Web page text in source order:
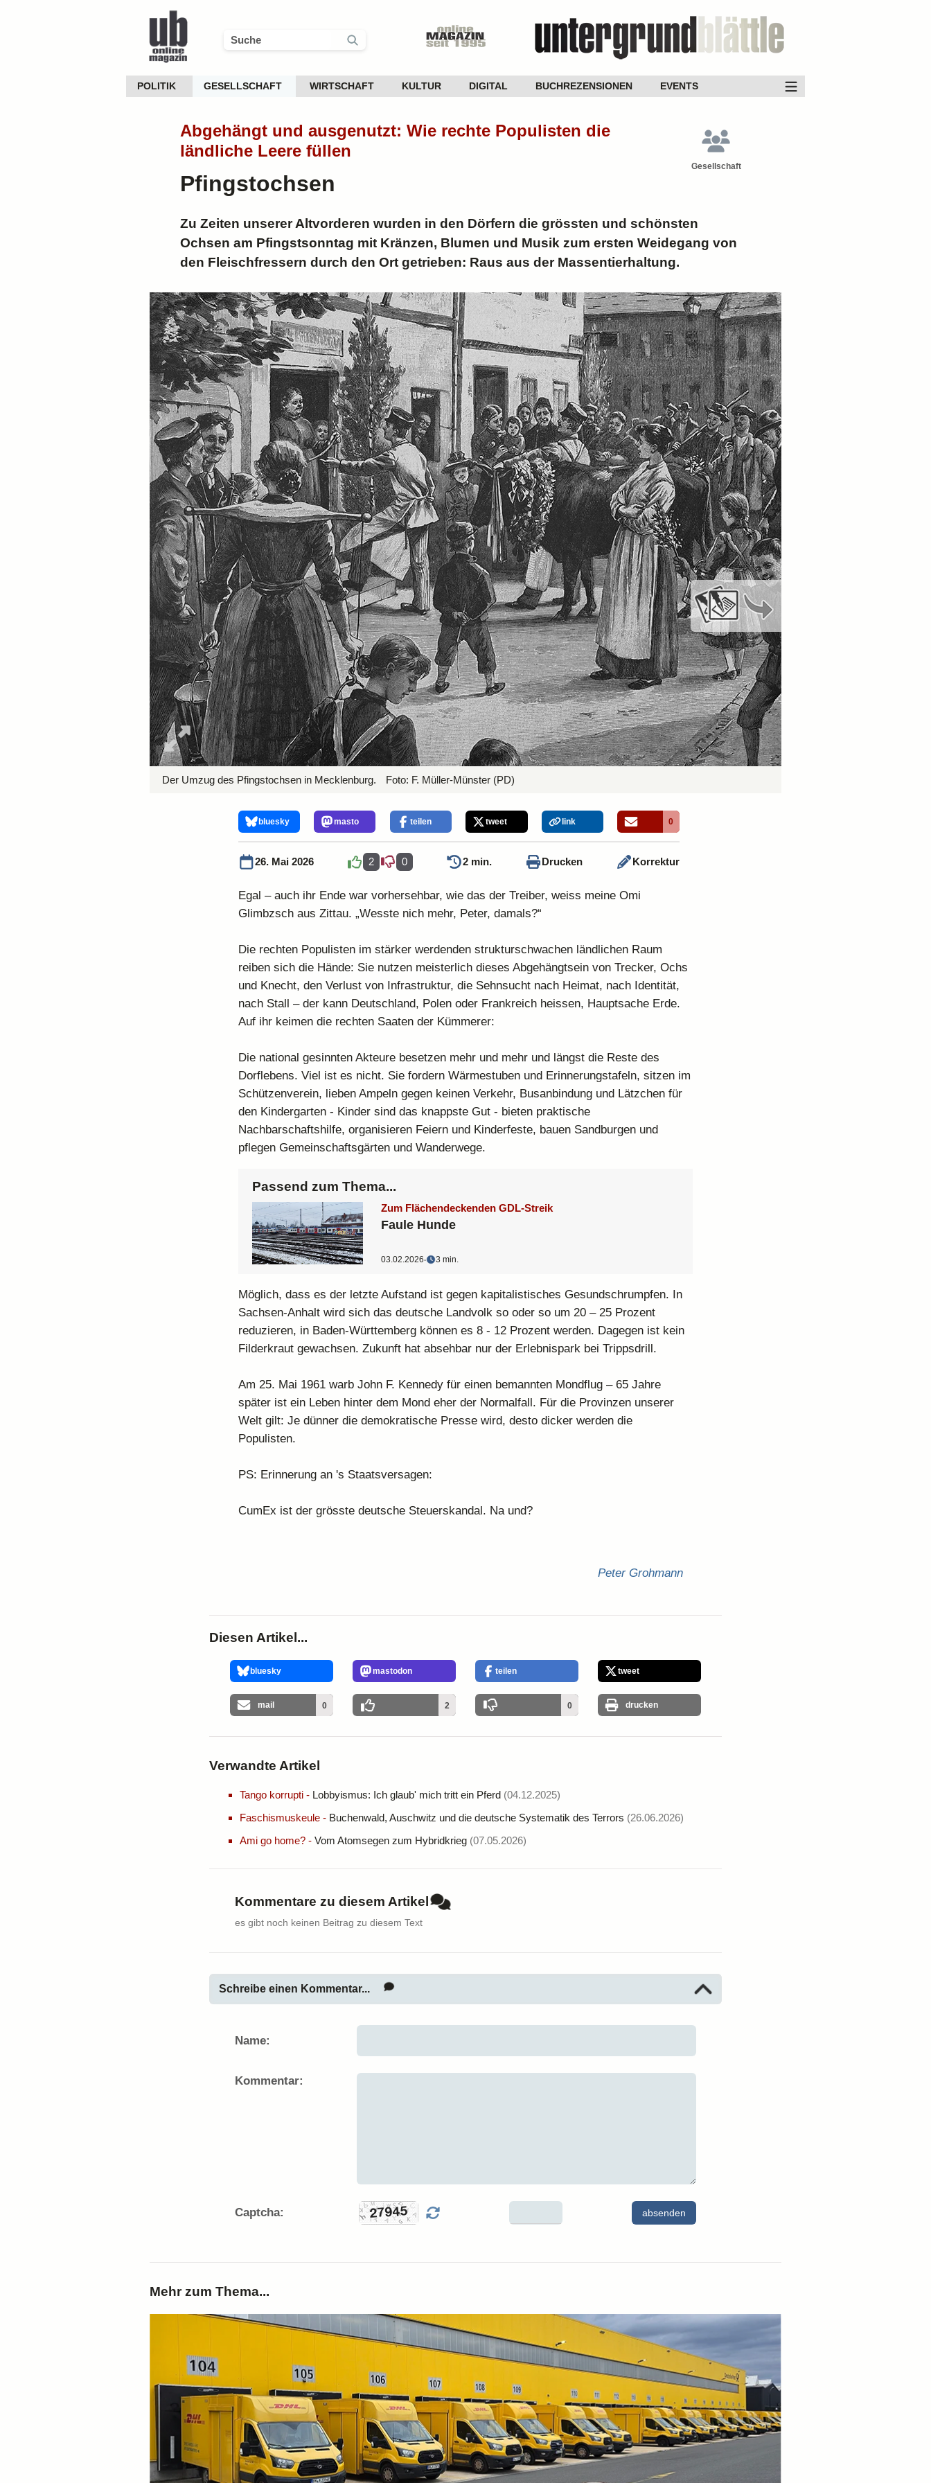
POLITIK GESELLSCHAFT WIRTSCHAFT KULTUR DIGITAL BUCHREZENSIONEN EVENTS
Abgehängt und ausgenutzt: Wie rechte Populisten die
ländliche Leere füllen
Pfingstochsen
Gesellschaft
Zu Zeiten unserer Altvorderen wurden in den Dörfern die grössten und schönsten
Ochsen am Pfingstsonntag mit Kränzen, Blumen und Musik zum ersten Weidegang von
den Fleischfressern durch den Ort getrieben: Raus aus der Massentierhaltung.
Der Umzug des Pfingstochsen in Mecklenburg. Foto: F. Müller-Münster (PD)
bluesky masto teilen tweet link 0
26. Mai 2026 2 0 2 min. Drucken Korrektur
Egal – auch ihr Ende war vorhersehbar, wie das der Treiber, weiss meine Omi
Glimbzsch aus Zittau. „Wesste nich mehr, Peter, damals?“
Die rechten Populisten im stärker werdenden strukturschwachen ländlichen Raum
reiben sich die Hände: Sie nutzen meisterlich dieses Abgehängtsein von Trecker, Ochs
und Knecht, den Verlust von Infrastruktur, die Sehnsucht nach Heimat, nach Identität,
nach Stall – der kann Deutschland, Polen oder Frankreich heissen, Hauptsache Erde.
Auf ihr keimen die rechten Saaten der Kümmerer:
Die national gesinnten Akteure besetzen mehr und mehr und längst die Reste des
Dorflebens. Viel ist es nicht. Sie fordern Wärmestuben und Erinnerungstafeln, sitzen im
Schützenverein, lieben Ampeln gegen keinen Verkehr, Busanbindung und Lätzchen für
den Kindergarten - Kinder sind das knappste Gut - bieten praktische
Nachbarschaftshilfe, organisieren Feiern und Kinderfeste, bauen Sandburgen und
pflegen Gemeinschaftsgärten und Wanderwege.
Passend zum Thema...
Zum Flächendeckenden GDL-Streik
Faule Hunde
03.02.2026‧ 3 min.
Möglich, dass es der letzte Aufstand ist gegen kapitalistisches Gesundschrumpfen. In
Sachsen-Anhalt wird sich das deutsche Landvolk so oder so um 20 – 25 Prozent
reduzieren, in Baden-Württemberg können es 8 - 12 Prozent werden. Dagegen ist kein
Filderkraut gewachsen. Zukunft hat absehbar nur der Erlebnispark bei Trippsdrill.
Am 25. Mai 1961 warb John F. Kennedy für einen bemannten Mondflug – 65 Jahre
später ist ein Leben hinter dem Mond eher der Normalfall. Für die Provinzen unserer
Welt gilt: Je dünner die demokratische Presse wird, desto dicker werden die
Populisten.
PS: Erinnerung an 's Staatsversagen:
CumEx ist der grösste deutsche Steuerskandal. Na und?
Peter Grohmann
Diesen Artikel...
bluesky mastodon teilen tweet
mail 0 2 0 drucken
Verwandte Artikel
Tango korrupti - Lobbyismus: Ich glaub' mich tritt ein Pferd (04.12.2025)
Faschismuskeule - Buchenwald, Auschwitz und die deutsche Systematik des Terrors (26.06.2026)
Ami go home? - Vom Atomsegen zum Hybridkrieg (07.05.2026)
Kommentare zu diesem Artikel
es gibt noch keinen Beitrag zu diesem Text
Schreibe einen Kommentar...
Name:
Kommentar:
Captcha:
Mehr zum Thema...